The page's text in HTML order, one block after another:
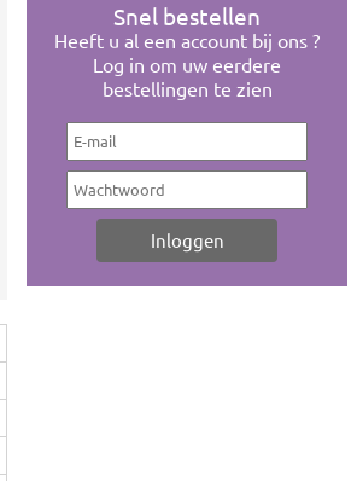
Snel bestellen
Heeft u al een account bij ons ?
Log in om uw eerdere
bestellingen te zien